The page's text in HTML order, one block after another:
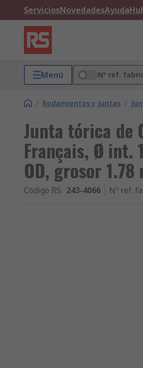
ServiciosNovedadesAyuda
Menú Nº ref.
/ Rodamientos y Juntas /
Junta tórica de
Français, Ø int.
OD, grosor
Código RS: 243-4066 Nº ref.